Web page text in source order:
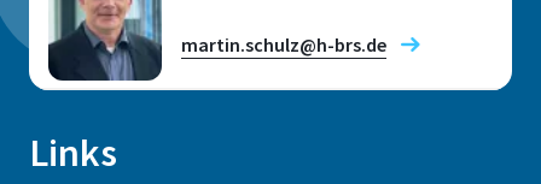
53757 Sankt Augustin
+49 2241 865 718
Sankt Augustin
martin.schulz@h-brs.de
Links